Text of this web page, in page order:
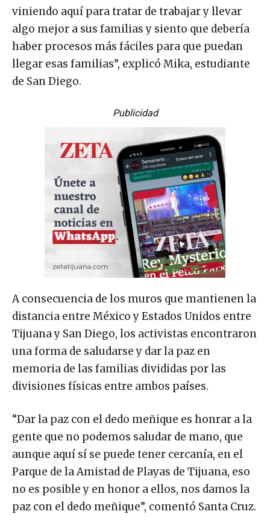
viniendo aquí para tratar de trabajar y llevar
algo mejor a sus familias y siento que debería
haber procesos más fáciles para que puedan
llegar esas familias”, explicó Mika, estudiante
de San Diego.
Publicidad
A consecuencia de los muros que mantienen la
distancia entre México y Estados Unidos entre
Tijuana y San Diego, los activistas encontraron
una forma de saludarse y dar la paz en
memoria de las familias divididas por las
divisiones físicas entre ambos países.
“Dar la paz con el dedo meñique es honrar a la
gente que no podemos saludar de mano, que
aunque aquí sí se puede tener cercanía, en el
Parque de la Amistad de Playas de Tijuana, eso
no es posible y en honor a ellos, nos damos la
paz con el dedo meñique”, comentó Santa Cruz.